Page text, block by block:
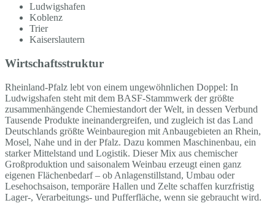
Ludwigshafen
Koblenz
Trier
Kaiserslautern
Wirtschaftsstruktur
Rheinland-Pfalz lebt von einem ungewöhnlichen Doppel: In
Ludwigshafen steht mit dem BASF-Stammwerk der größte
zusammenhängende Chemiestandort der Welt, in dessen Verbund
Tausende Produkte ineinandergreifen, und zugleich ist das Land
Deutschlands größte Weinbauregion mit Anbaugebieten an Rhein,
Mosel, Nahe und in der Pfalz. Dazu kommen Maschinenbau, ein
starker Mittelstand und Logistik. Dieser Mix aus chemischer
Großproduktion und saisonalem Weinbau erzeugt einen ganz
eigenen Flächenbedarf – ob Anlagenstillstand, Umbau oder
Lesehochsaison, temporäre Hallen und Zelte schaffen kurzfristig
Lager-, Verarbeitungs- und Pufferfläche, wenn sie gebraucht wird.